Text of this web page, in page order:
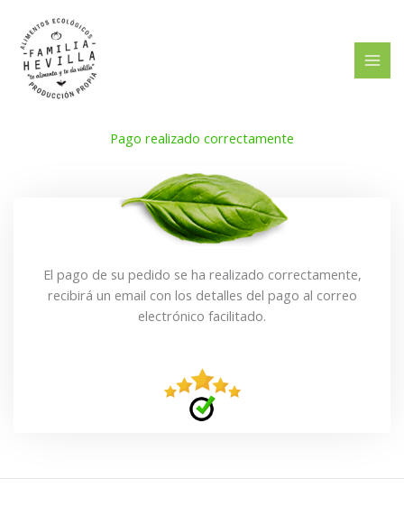
contenido
Pago realizado correctamente
El pago de su pedido se ha realizado correctamente,
recibirá un email con los detalles del pago al correo
electrónico facilitado.